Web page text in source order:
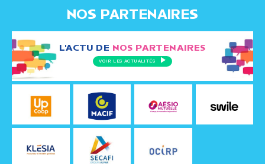
NOS PARTENAIRES
L'ACTU DE NOS PARTENAIRES
VOIR LES ACTUALITÉS